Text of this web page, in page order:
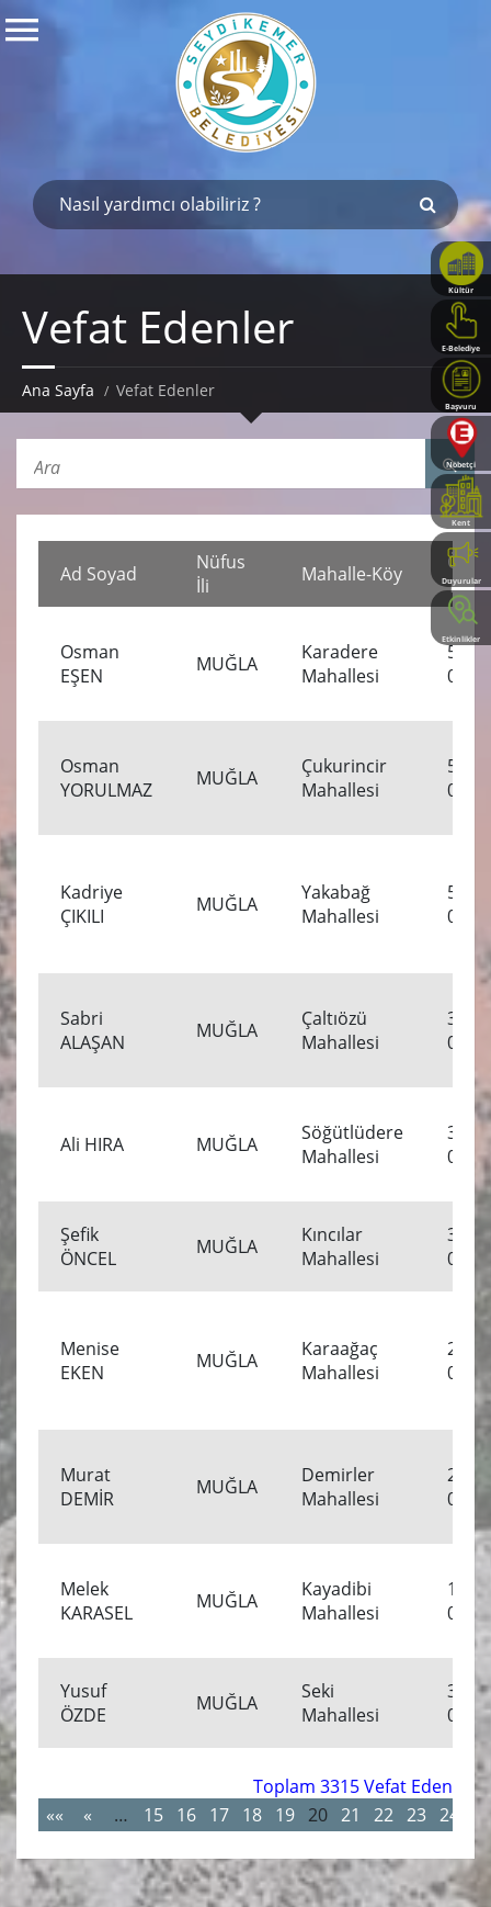
Kültür
Haritası
E-Belediye
Başvuru
Rehberi
Nöbetçi
Eczaneler
Kent
Rehberi
Duyurular
Etkinlikler
Vefat Edenler
Ana Sayfa Vefat Edenler
Ad Soyad
Nüfus
İli
Mahalle-Köy
Ölüm
Osman
EŞEN
MUĞLA
Karadere
Mahallesi
Osman
YORULMAZ
MUĞLA
Çukurincir
Mahallesi
Kadriye
ÇIKILI
MUĞLA
Yakabağ
Mahallesi
Sabri
ALAŞAN
MUĞLA
Çaltıözü
Mahallesi
Ali HIRA MUĞLA
Söğütlüdere
Mahallesi
Şefik
ÖNCEL
MUĞLA
Kıncılar
Mahallesi
Menise
EKEN
MUĞLA
Karaağaç
Mahallesi
Murat
DEMİR
MUĞLA
Demirler
Mahallesi
Melek
KARASEL
MUĞLA
Kayadibi
Mahallesi
Yusuf
ÖZDE
MUĞLA
Seki
Mahallesi
Toplam 3315 Vefat Eden
««
« … 15 16 17 18 19 20 21 22 23 24